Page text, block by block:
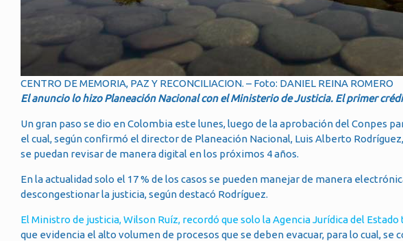
CENTRO DE MEMORIA, PAZ Y RECONCILIACION. – Foto: DANIEL REINA ROMERO
El anuncio lo hizo Planeación Nacional con el Ministerio de Justicia. El primer
Un gran paso se dio en Colombia este lunes, luego de la aprobación del Conpes
el cual, según confirmó el director de Planeación Nacional, Luis Alberto
se puedan revisar de manera digital en los próximos 4 años.
En la actualidad solo el 17 % de los casos se pueden manejar de manera
descongestionar la justicia, según destacó Rodríguez.
El Ministro de justicia, Wilson Ruíz, recordó que solo la Agencia Jurídica del
que evidencia el alto volumen de procesos que se deben evacuar, para lo cual, se